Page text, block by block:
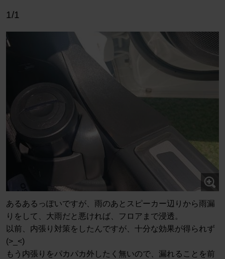
1/1
あるあるっぽいですが、雨のあとスピーカー辺りから雨漏
りをして、大雨だと悪ければ、フロアまで浸透。
以前、内張り対策をしたんですが、十分な効果が得られず
(>_<)
もう内張りをパカパカ外したく無いので、漏れることを前